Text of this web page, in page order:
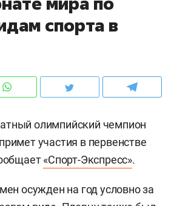
спорта в
олимпийский чемпион
участия в первенстве
«Спорт-Экспресс».
осужден на год условно за